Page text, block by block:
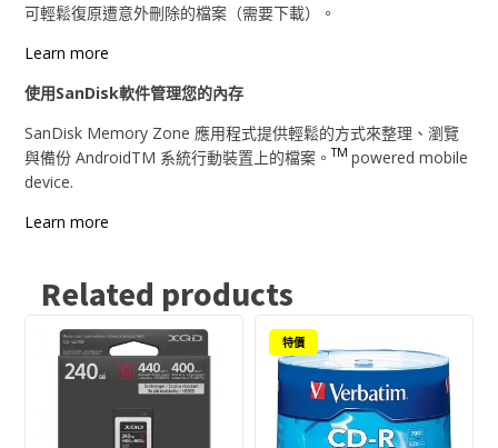
可輕鬆復原遭意外刪除的檔案（需要下載）。
Learn more
使用SanDisk軟件管理您的內存
SanDisk Memory Zone 應用程式提供輕鬆的方式來整理、瀏覽
與備份 AndroidTM 系統行動裝置上的檔案。 TMpowered mobile
device.
Learn more
Related products
product
特價